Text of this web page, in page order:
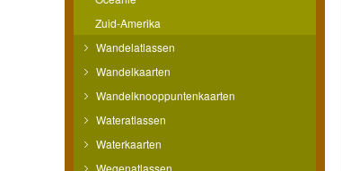
Zuid-Amerika
Wandelatlassen
Wandelkaarten
Wandelknooppuntenkaarten
Wateratlassen
Waterkaarten
Wegenatlassen